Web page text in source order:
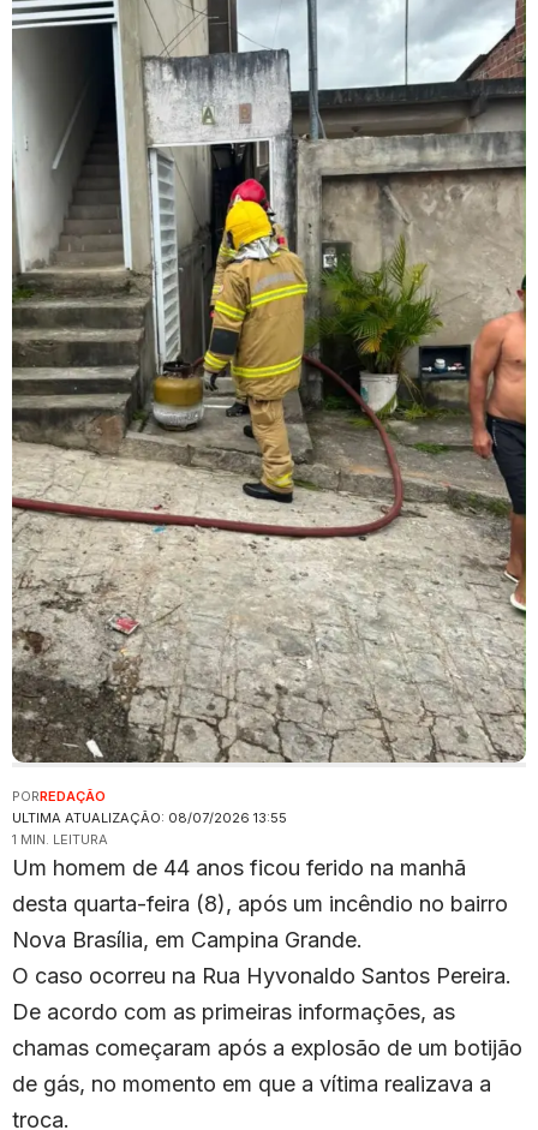
ULTIMA ATUALIZAÇÃO: 08/07/2026 13:55
PORREDAÇÃO
1 MIN. LEITURA
Um homem de 44 anos ficou ferido na manhã
desta quarta-feira (8), após um incêndio no bairro
Nova Brasília, em Campina Grande.
O caso ocorreu na Rua Hyvonaldo Santos Pereira.
De acordo com as primeiras informações, as
chamas começaram após a explosão de um botijão
de gás, no momento em que a vítima realizava a
troca.